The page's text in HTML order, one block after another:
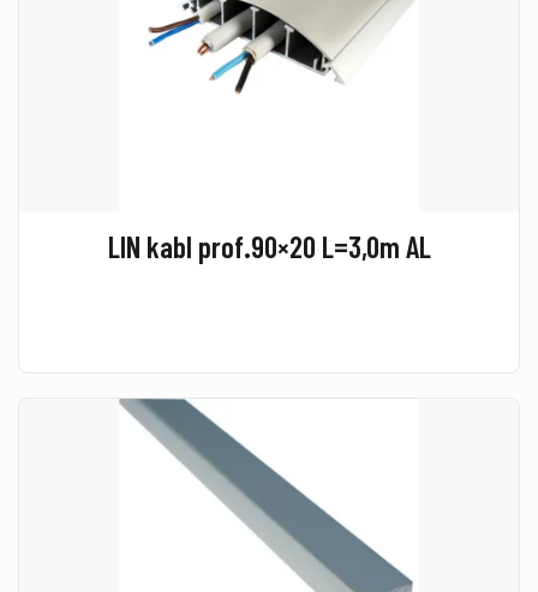
LIN kabl prof.90×20 L=3,0m AL